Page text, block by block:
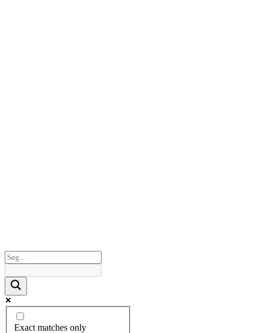
Exact matches only